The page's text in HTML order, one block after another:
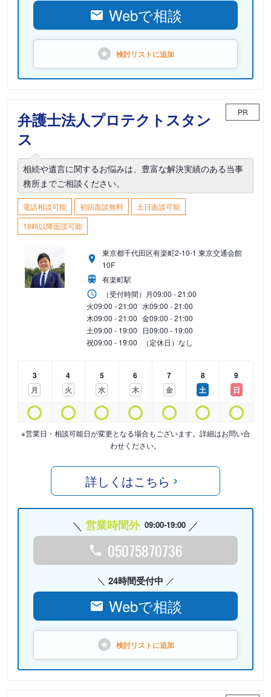
Webで相談
検討リストに追加
弁護士法人プロテクトスタン
ス
PR
相続や遺言に関するお悩みは、豊富な解決実績のある当事
務所までご相談ください。
電話相談可能 初回面談無料
土日面談可能
18時以降面談可能
東京都千代田区有楽町2-10-1 東京交通会館
10F
有楽町駅
（受付時間） 月09:00 - 21:00
火09:00 - 21:00 水09:00 - 21:00
木09:00 - 21:00 金09:00 - 21:00
土09:00 - 19:00 日09:00 - 19:00
祝09:00 - 19:00 （定休日）なし
3
月
4
火
5
水
6
木
7
金
8
土
9
日
※営業日・相談可能日が変更となる場合もございます。詳細はお問い合
わせください。
詳しくはこちら
営業時間外 09:00-19:00
05075870736
24時間受付中
Webで相談
検討リストに追加